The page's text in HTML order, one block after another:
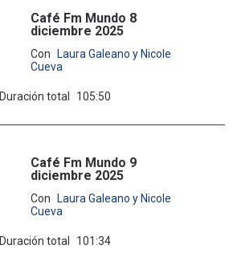
Café Fm Mundo 8
diciembre 2025
Con
Laura Galeano y Nicole
Cueva
Duración total 105:50
Café Fm Mundo 9
diciembre 2025
Con
Laura Galeano y Nicole
Cueva
Duración total 101:34